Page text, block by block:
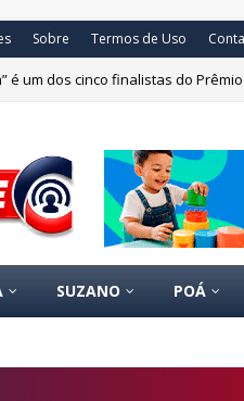
Sobre Termos de Uso
é um dos cinco finalistas do
SUZANO POÁ